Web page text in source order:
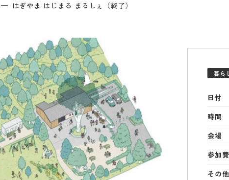
はぎやま はじまる まるしぇ（終了）
暮ら
日付
時間
会場
参加費
その他